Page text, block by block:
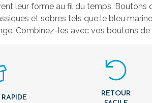
leur forme au fil du temps. Boutons
et sobres tels que le bleu
Combinez-les avec vos boutons
RETOUR